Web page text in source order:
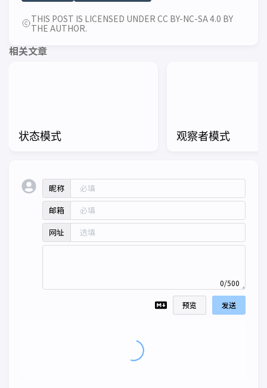
THIS POST IS LICENSED UNDER CC BY-NC-SA 4.0 BY
THE AUTHOR.
相关文章
状态模式 观察者模式
昵称
邮箱
网址
0/500
预览 发送